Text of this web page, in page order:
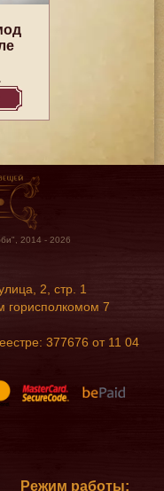
2014 - 2026
2, стр. 1
горисполкомом 7
377676 от 11 04
Режим работы: